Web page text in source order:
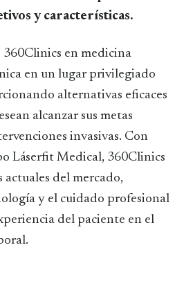
y características.
en medicina
en un lugar privilegiado
alternativas eficaces
alcanzar sus metas
invasivas. Con
Láserfit Medical, 360Clinics
actuales del mercado,
y el cuidado profesional
del paciente en el